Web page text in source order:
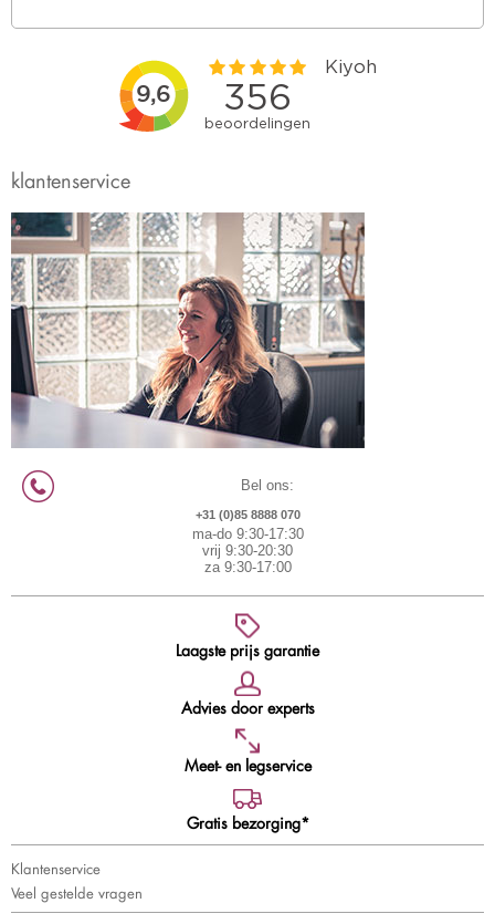
klantenservice
Bel ons:
+31 (0)85 8888 070
ma-do 9:30-17:30
vrij 9:30-20:30
za 9:30-17:00
Laagste prijs garantie
Advies door experts
Meet- en legservice
Gratis bezorging*
Klantenservice
Veel gestelde vragen